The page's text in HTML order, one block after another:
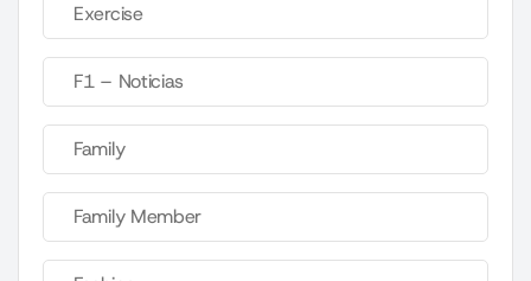
Exercise
F1 – Noticias
Family
Family Member